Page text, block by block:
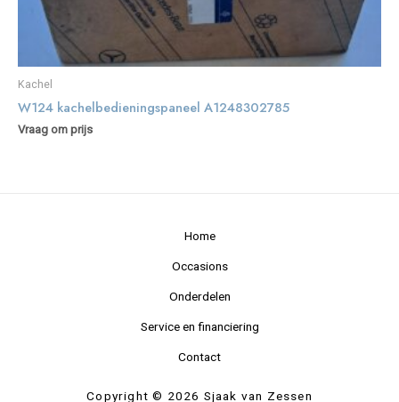
Kachel
W124 kachelbedieningspaneel A1248302785
Vraag om prijs
Home
Occasions
Onderdelen
Service en financiering
Contact
Copyright © 2026 Sjaak van Zessen